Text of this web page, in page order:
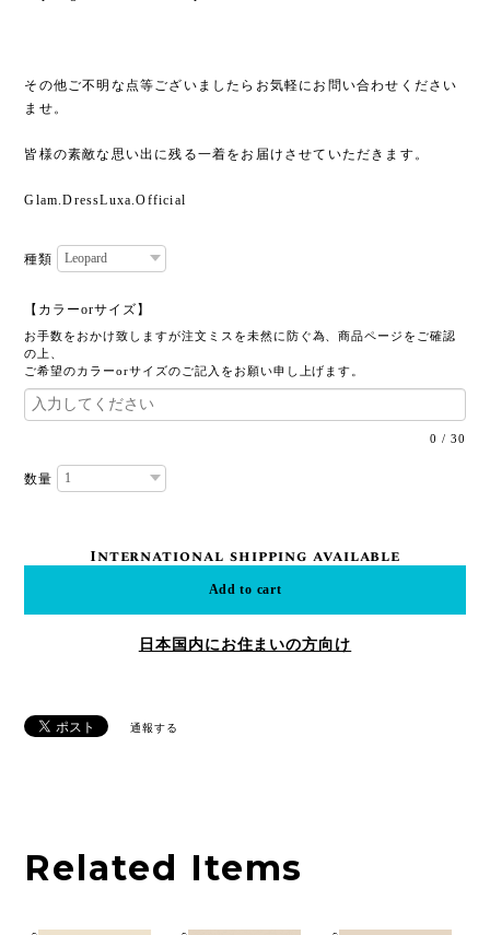
その他ご不明な点等ございましたらお気軽にお問い合わせください
ませ。
皆様の素敵な思い出に残る一着をお届けさせていただきます。
Glam.DressLuxa.Official
種類
【カラーorサイズ】
お手数をおかけ致しますが注文ミスを未然に防ぐ為、商品ページをご確認
の上、
ご希望のカラーorサイズのご記入をお願い申し上げます。
0 / 30
数量
International shipping available
Add to cart
日本国内にお住まいの方向け
通報する
Related Items